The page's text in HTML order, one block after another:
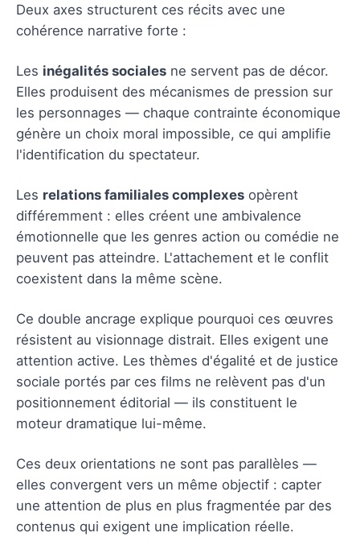
Deux axes structurent ces récits avec une
cohérence narrative forte :
Les inégalités sociales ne servent pas de décor.
Elles produisent des mécanismes de pression sur
les personnages — chaque contrainte économique
génère un choix moral impossible, ce qui amplifie
l'identification du spectateur.
Les relations familiales complexes opèrent
différemment : elles créent une ambivalence
émotionnelle que les genres action ou comédie ne
peuvent pas atteindre. L'attachement et le conflit
coexistent dans la même scène.
Ce double ancrage explique pourquoi ces œuvres
résistent au visionnage distrait. Elles exigent une
attention active. Les thèmes d'égalité et de justice
sociale portés par ces films ne relèvent pas d'un
positionnement éditorial — ils constituent le
moteur dramatique lui-même.
Ces deux orientations ne sont pas parallèles —
elles convergent vers un même objectif : capter
une attention de plus en plus fragmentée par des
contenus qui exigent une implication réelle.